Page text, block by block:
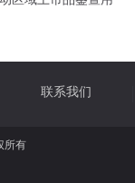
联系我们
所有